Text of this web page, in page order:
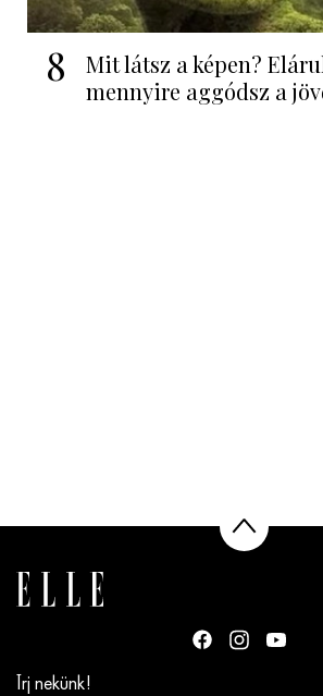
8
Mit látsz a képen?
mennyire aggódsz a
Írj nekünk!